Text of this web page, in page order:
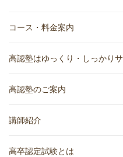
コース・料金案内
高認塾はゆっくり・しっかり
高認塾のご案内
講師紹介
高卒認定試験とは